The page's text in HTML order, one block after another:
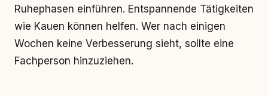
Ruhephasen einführen. Entspannende Tätigkeiten
wie Kauen können helfen. Wer nach einigen
Wochen keine Verbesserung sieht, sollte eine
Fachperson hinzuziehen.